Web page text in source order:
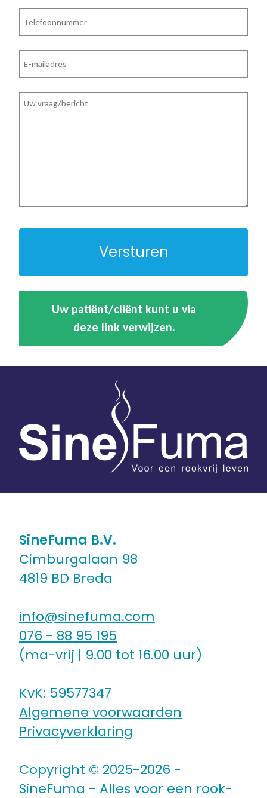
Telefoon
E-
mailadres
Vraag/bericht
Uw patiënt/cliënt kunt u via
deze link verwijzen.
SineFuma B.V.
Cimburgalaan 98
4819 BD Breda
info@sinefuma.com
076 - 88 95 195
(ma-vrij | 9.00 tot 16.00 uur)
KvK: 59577347
Algemene voorwaarden
Privacyverklaring
Copyright © 2025-2026 -
SineFuma - Alles voor een rook-